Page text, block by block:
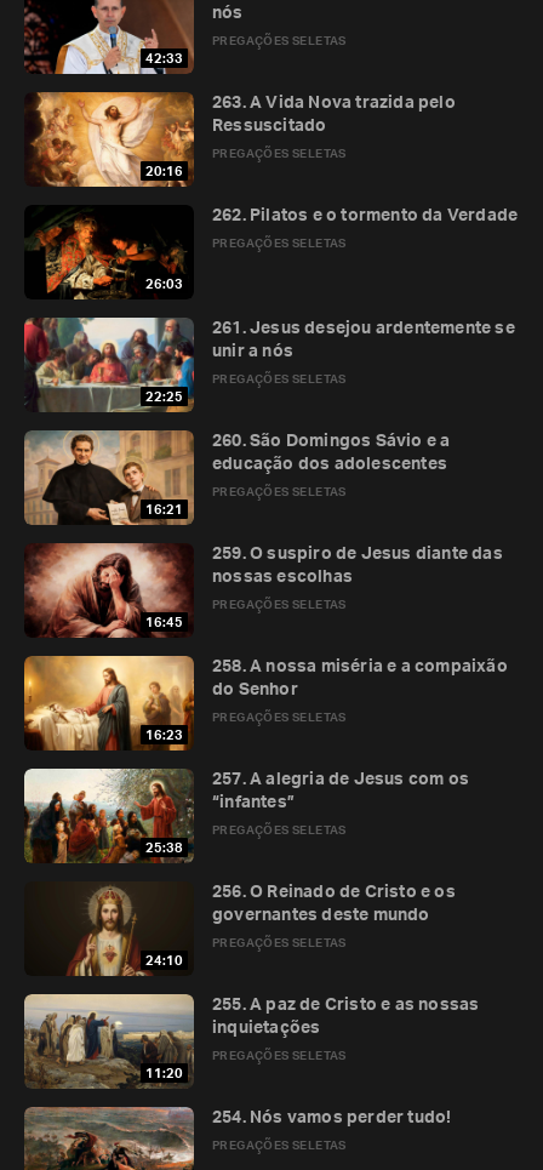
42:33
PREGAÇÕES SELETAS
nós
20:16
PREGAÇÕES SELETAS
263. A Vida Nova trazida pelo
Ressuscitado
26:03
PREGAÇÕES SELETAS
262. Pilatos e o tormento da Verdade
22:25
PREGAÇÕES SELETAS
261. Jesus desejou ardentemente se
unir a nós
16:21
PREGAÇÕES SELETAS
260. São Domingos Sávio e a
educação dos adolescentes
16:45
PREGAÇÕES SELETAS
259. O suspiro de Jesus diante das
nossas escolhas
16:23
PREGAÇÕES SELETAS
258. A nossa miséria e a compaixão
do Senhor
25:38
PREGAÇÕES SELETAS
257. A alegria de Jesus com os
“infantes”
24:10
PREGAÇÕES SELETAS
256. O Reinado de Cristo e os
governantes deste mundo
11:20
PREGAÇÕES SELETAS
255. A paz de Cristo e as nossas
inquietações
PREGAÇÕES SELETAS
254. Nós vamos perder tudo!